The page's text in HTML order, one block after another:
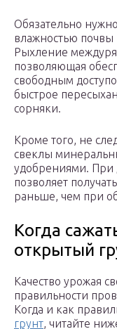
Обязательно
влажностью почвы
Рыхление
позволяющая
свободным
быстрое
сорняки.
Кроме того, не
свеклы
удобрениями. При
позволяет
раньше, чем при
Когда
открытый
Качество урожая
правильности
Когда и как
грунт, читайте